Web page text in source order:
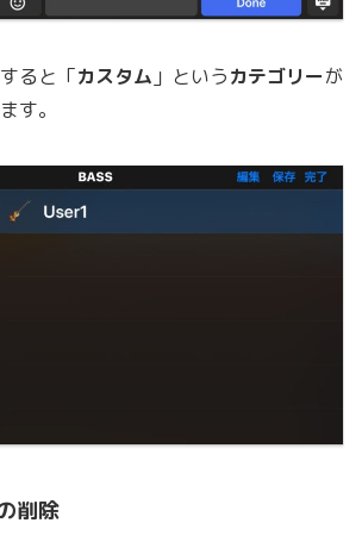
ると「カスタム 」というカテゴリーが
す。
削除